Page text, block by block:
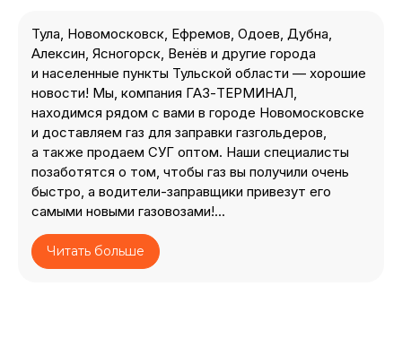
Тула, Новомосковск, Ефремов, Одоев, Дубна,
Алексин, Ясногорск, Венёв и другие города
и населенные пункты Тульской области — хорошие
новости! Мы, компания ГАЗ-ТЕРМИНАЛ,
находимся рядом с вами в городе Новомосковске
и доставляем газ для заправки газгольдеров,
а также продаем СУГ оптом. Наши специалисты
позаботятся о том, чтобы газ вы получили очень
быстро, а водители-заправщики привезут его
самыми новыми газовозами!...
Читать больше